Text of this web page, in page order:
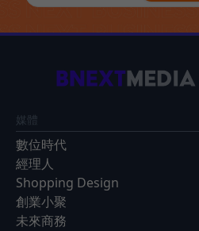
媒體
數位時代
經理人
Shopping Design
創業小聚
未來商務